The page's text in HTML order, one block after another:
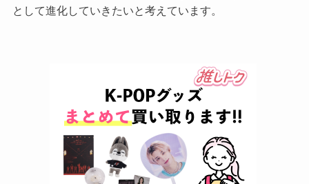
として進化していきたいと考えています。